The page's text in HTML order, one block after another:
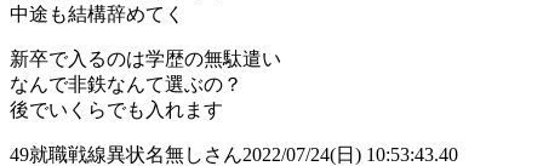
中途も結構辞めてく
新卒で入るのは学歴の無駄遣い
なんで非鉄なんて選ぶの？
後でいくらでも入れます
49就職戦線異状名無しさん2022/07/24(日) 10:53:43.40